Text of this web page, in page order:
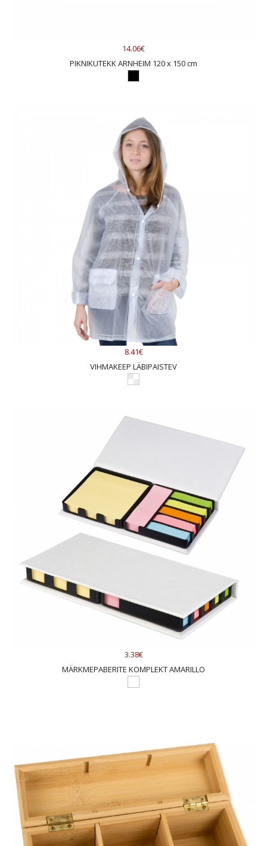
14.06€
PIKNIKUTEKK ARNHEIM 120 x 150 cm
8.41€
VIHMAKEEP LÄBIPAISTEV
3.38€
MÄRKMEPABERITE KOMPLEKT AMARILLO